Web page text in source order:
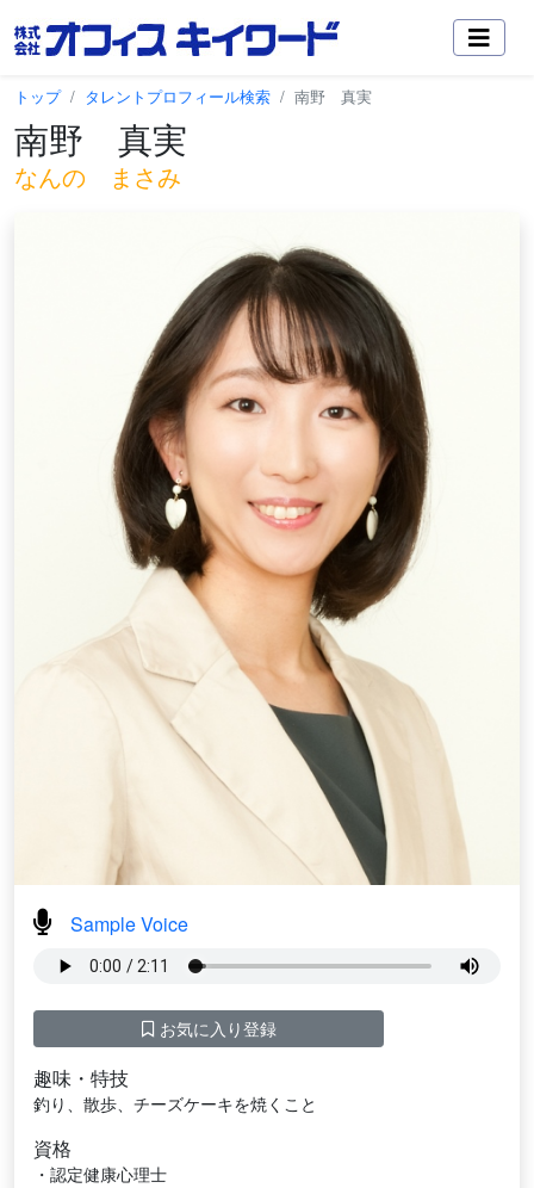
トップ タレントプロフィール検索 南野 真実
南野 真実
なんの まさみ
Sample Voice
お気に入り登録
趣味・特技
釣り、散歩、チーズケーキを焼くこと
資格
・認定健康心理士